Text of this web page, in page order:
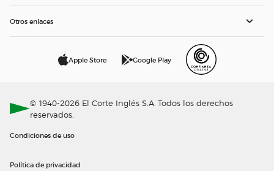
Otros enlaces
Apple Store Google Play
© 1940-2026 El Corte Inglés S.A. Todos los derechos
reservados.
Condiciones de uso
Política de privacidad